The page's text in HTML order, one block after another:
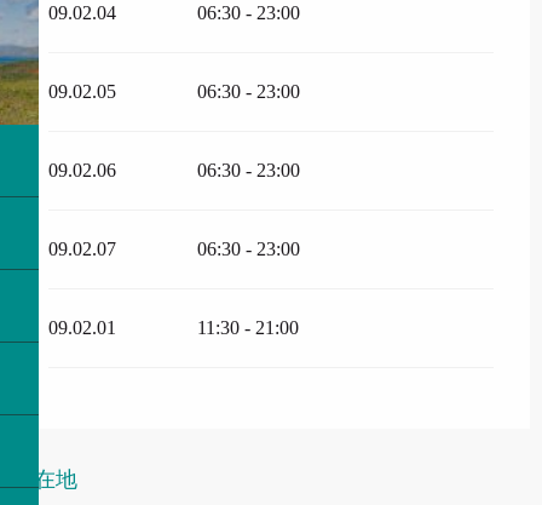
09.02.04 06:30 - 23:00
09.02.05 06:30 - 23:00
09.02.06 06:30 - 23:00
09.02.07 06:30 - 23:00
09.02.01 11:30 - 21:00
所在地